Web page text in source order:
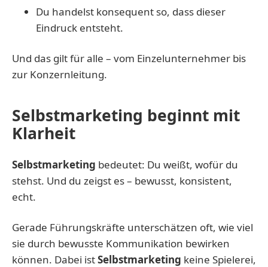
Du handelst konsequent so, dass dieser
Eindruck entsteht.
Und das gilt für alle – vom Einzelunternehmer bis
zur Konzernleitung.
Selbstmarketing beginnt mit
Klarheit
Selbstmarketing bedeutet: Du weißt, wofür du
stehst. Und du zeigst es – bewusst, konsistent,
echt.
Gerade Führungskräfte unterschätzen oft, wie viel
sie durch bewusste Kommunikation bewirken
können. Dabei istSelbstmarketing keine Spielerei,